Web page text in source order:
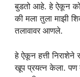
बुडतो आहे. हे ऐकून
की मला तुला माझी
तलावावर आणले.
हे ऐकून हत्ती निराशेने
खूप प्रयत्न केला. पण